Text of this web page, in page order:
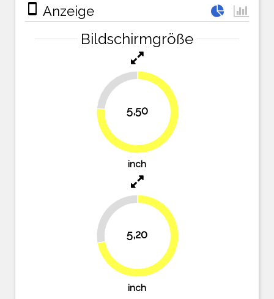
stay_primary_portrait Anzeige
Bildschirmgröße
5,50
23.6%
76.4%
inch
5,20
27.8%
72.2%
inch